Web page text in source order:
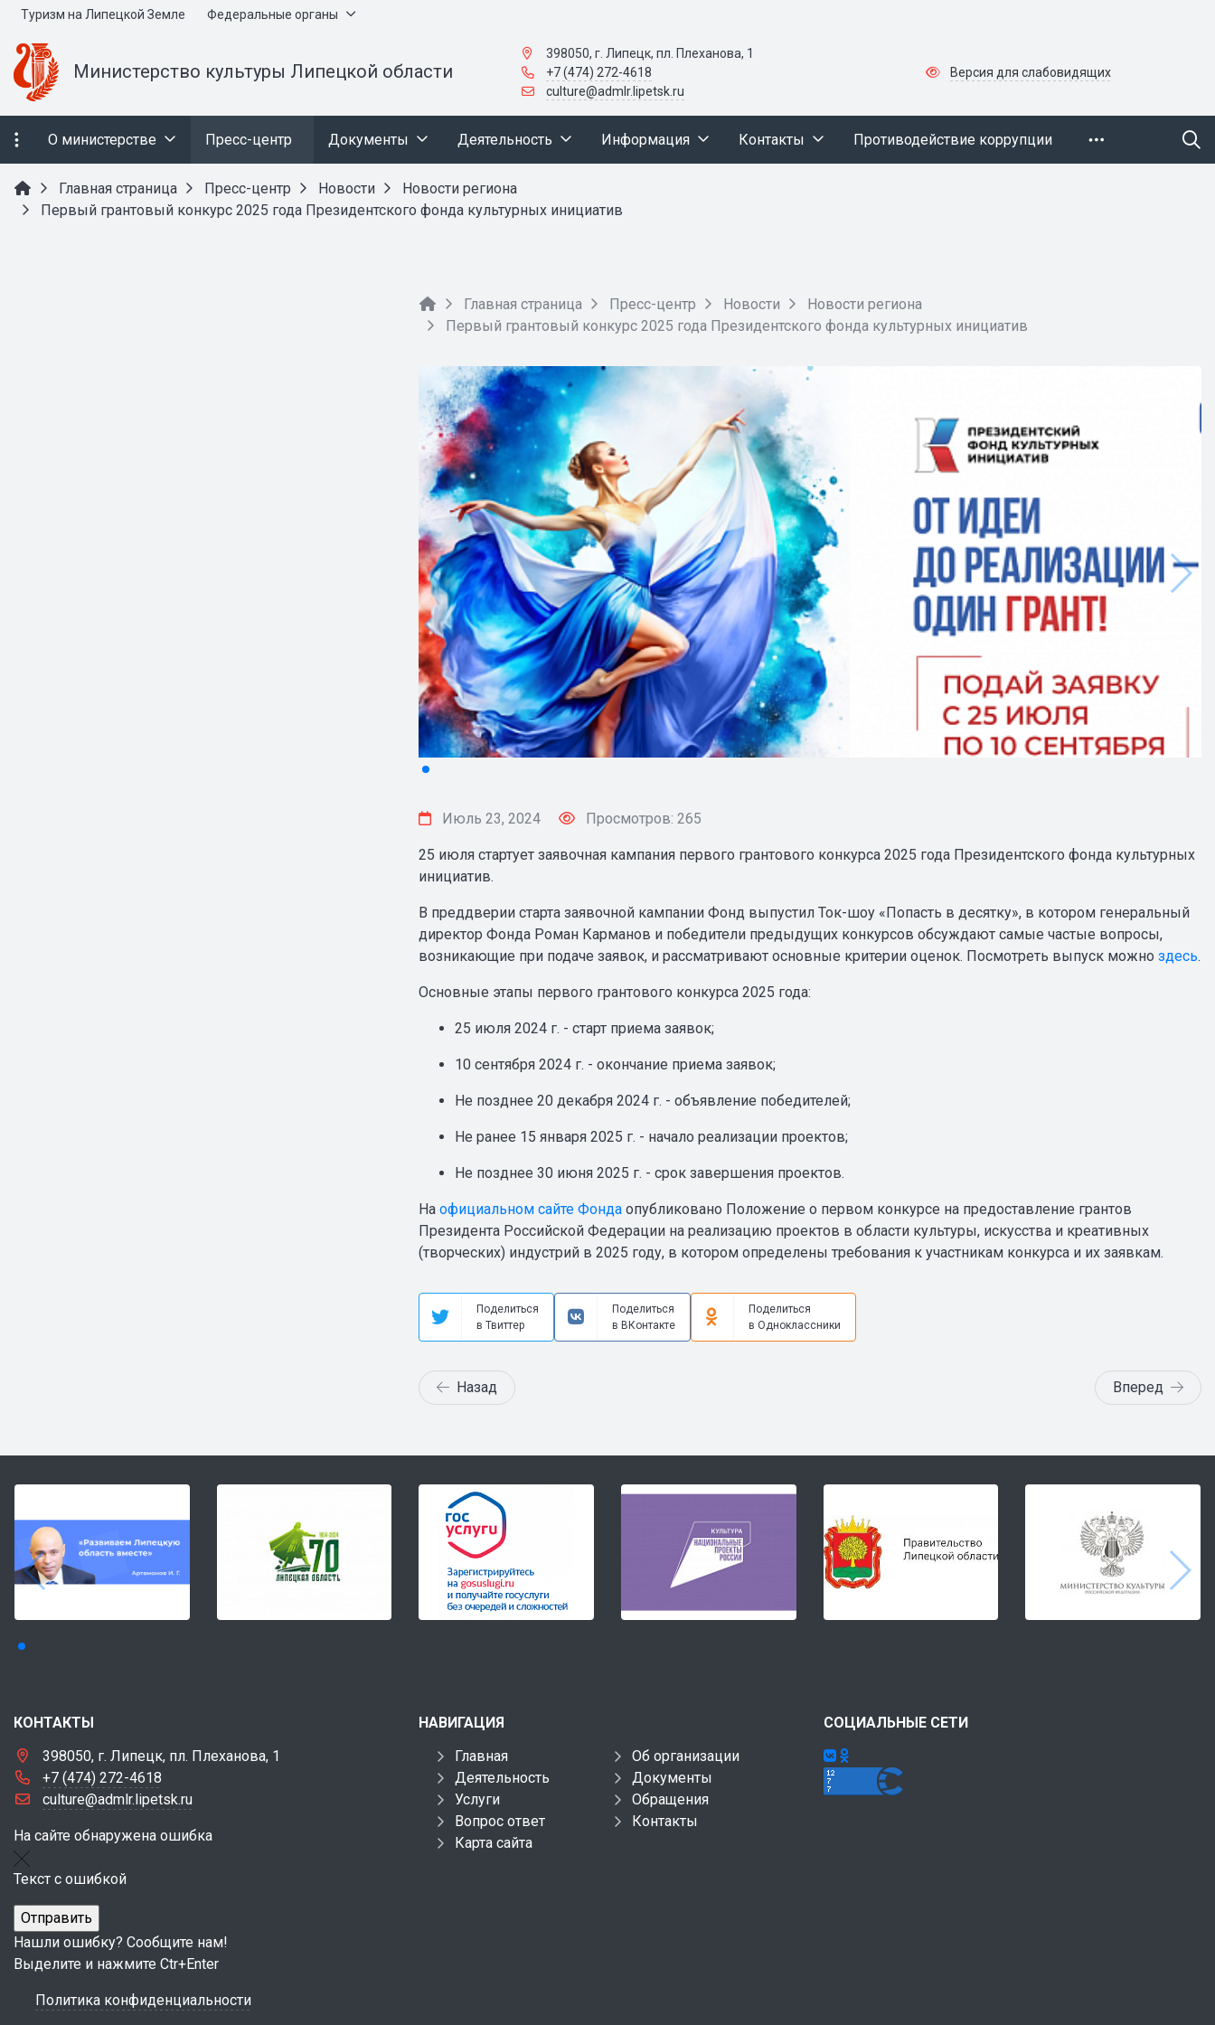
Туризм на Липецкой Земле Федеральные органы
Министерство культуры Липецкой области
398050, г. Липецк, пл. Плеханова, 1
+7 (474) 272-4618
culture@admlr.lipetsk.ru
Версия для слабовидящих
О министерстве Пресс-центр Документы Деятельность Информация Контакты Противодействие коррупции
Главная страница Пресс-центр Новости
Новости региона
Первый грантовый конкурс 2025 года Президентского фонда культурных инициатив
Главная страница Пресс-центр Новости
Новости региона
Первый грантовый конкурс 2025 года Президентского фонда культурных инициатив
Июль 23, 2024 Просмотров: 265
25 июля стартует заявочная кампания первого грантового конкурса 2025 года Президентского фонда культурных
инициатив.
В преддверии старта заявочной кампании Фонд выпустил Ток-шоу «Попасть в десятку», в котором генеральный
директор Фонда Роман Карманов и победители предыдущих конкурсов обсуждают самые частые вопросы,
возникающие при подаче заявок, и рассматривают основные критерии оценок. Посмотреть выпуск можно здесь.
Основные этапы первого грантового конкурса 2025 года:
25 июля 2024 г. - старт приема заявок;
10 сентября 2024 г. - окончание приема заявок;
Не позднее 20 декабря 2024 г. - объявление победителей;
Не ранее 15 января 2025 г. - начало реализации проектов;
Не позднее 30 июня 2025 г. - срок завершения проектов.
На официальном сайте Фондаопубликовано Положение о первом конкурсе на предоставление грантов
Президента Российской Федерации на реализацию проектов в области культуры, искусства и креативных
(творческих) индустрий в 2025 году, в котором определены требования к участникам конкурса и их заявкам.
Поделиться
в Твиттер
Поделиться
в ВКонтакте
Поделиться
в Одноклассники
Назад Вперед
КОНТАКТЫ
398050, г. Липецк, пл. Плеханова, 1
+7 (474) 272-4618
culture@admlr.lipetsk.ru
На сайте обнаружена ошибка
Текст с ошибкой
Нашли ошибку? Сообщите нам!
Выделите и нажмите Ctr+Enter
Политика конфиденциальности
НАВИГАЦИЯ
Главная
Об организации
Деятельность
Документы
Услуги
Обращения
Вопрос ответ
Контакты
Карта сайта
СОЦИАЛЬНЫЕ СЕТИ